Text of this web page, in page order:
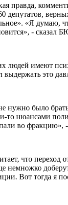
правда,
60 депутатов,
«Я думаю,
- сказал
людей имеют
это
нужно было
то нюансами
во фракцию»,
что
немножко
Вот тогда я